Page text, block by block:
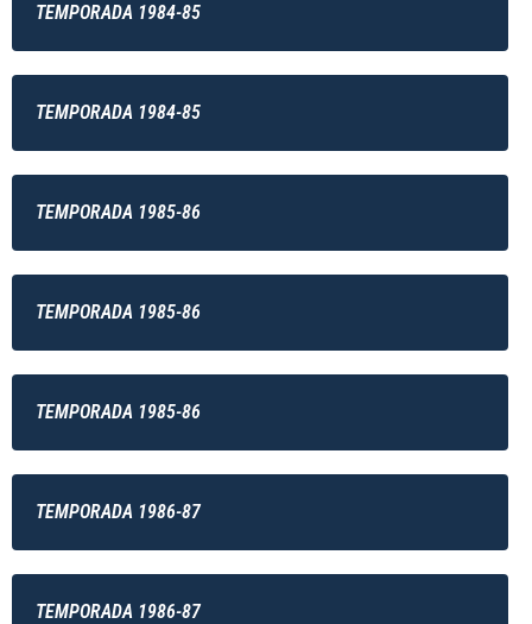
TEMPORADA 1984-85
TEMPORADA 1984-85
TEMPORADA 1985-86
TEMPORADA 1985-86
TEMPORADA 1985-86
TEMPORADA 1986-87
TEMPORADA 1986-87